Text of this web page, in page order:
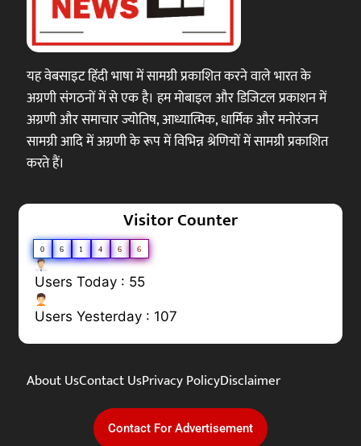
यह वेबसाइट हिंदी भाषा में सामग्री प्रकाशित करने वाले भारत के
अग्रणी संगठनों में से एक है। हम मोबाइल और डिजिटल प्रकाशन में
अग्रणी और समाचार ज्योतिष, आध्यात्मिक, धार्मिक और मनोरंजन
सामग्री आदि में अग्रणी के रूप में विभिन्न श्रेणियों में सामग्री प्रकाशित
करते हैं।
Visitor Counter
0 6 1 4 6 6
Users Today : 55
Users Yesterday : 107
About UsContact UsPrivacy PolicyDisclaimer
Contact For Advertisement